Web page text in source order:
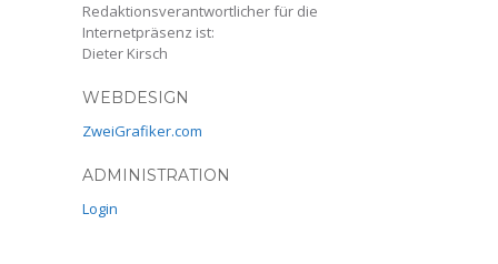
Redaktionsverantwortlicher für die
Internetpräsenz ist:
Dieter Kirsch
WEBDESIGN
ZweiGrafiker.com
ADMINISTRATION
Login